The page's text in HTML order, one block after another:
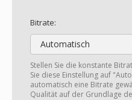
Bitrate:
Automatisch
Stellen Sie die konstante
Sie diese Einstellung auf
automatisch eine Bitrate
Qualität auf der Grundlage